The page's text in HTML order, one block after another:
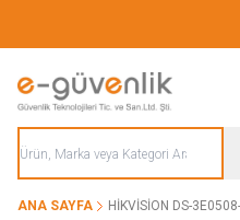
ANA SAYFA HIKVISION DS-